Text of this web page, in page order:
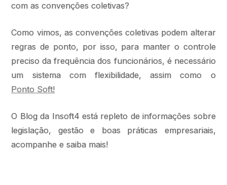
com as convenções coletivas?
Como vimos, as convenções coletivas podem alterar
regras de ponto, por isso, para manter o controle
preciso da frequência dos funcionários, é necessário
um sistema com flexibilidade, assim como o
Ponto Soft!
O Blog da Insoft4 está repleto de informações sobre
legislação, gestão e boas práticas empresariais,
acompanhe e saiba mais!